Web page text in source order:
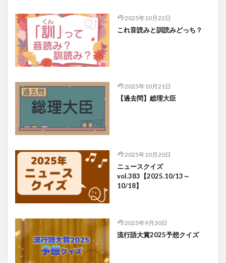
2025年10月22日
これ音読みと訓読みどっち？
2025年10月21日
【過去問】総理大臣
2025年10月20日
ニュースクイズ
vol.383【2025.10/13～
10/18】
2025年9月30日
流行語大賞2025予想クイズ